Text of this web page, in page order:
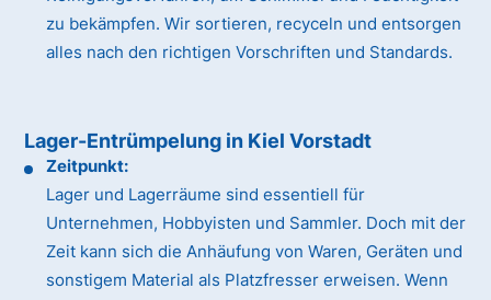
zu bekämpfen. Wir sortieren, recyceln und entsorgen
alles nach den richtigen Vorschriften und Standards.
Lager-Entrümpelung in Kiel Vorstadt
Zeitpunkt:
Lager und Lagerräume sind essentiell für
Unternehmen, Hobbyisten und Sammler. Doch mit der
Zeit kann sich die Anhäufung von Waren, Geräten und
sonstigem Material als Platzfresser erweisen. Wenn